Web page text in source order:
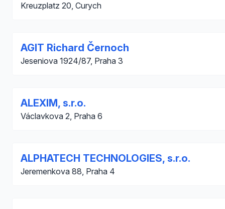
Kreuzplatz 20, Curych
AGIT Richard Černoch
Jeseniova 1924/87, Praha 3
ALEXIM, s.r.o.
Václavkova 2, Praha 6
ALPHATECH TECHNOLOGIES, s.r.o.
Jeremenkova 88, Praha 4